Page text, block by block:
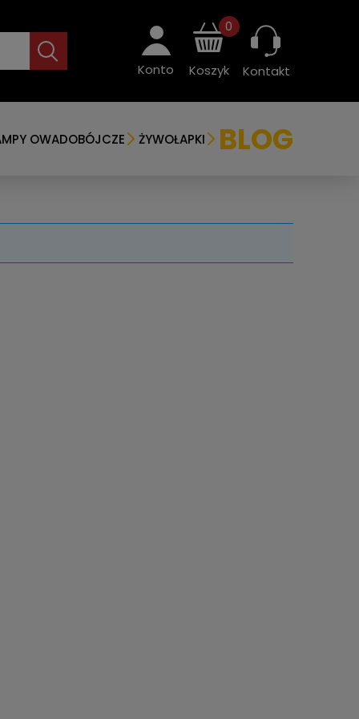
Konto Koszyk
0
Kontakt
OWADOBÓJCZE ŻYWOŁAPKI BLOG